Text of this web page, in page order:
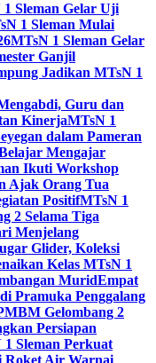
Sleman Gelar Uji
1 Sleman Mulai
MTsN 1 Sleman Gelar
Ganjil
Jadikan MTsN 1
Guru dan
KinerjaMTsN 1
dalam Pameran
Mengajar
Ikuti Workshop
Ajak Orang Tua
PositifMTsN 1
2 Selama Tiga
Menjelang
Glider, Koleksi
Kelas MTsN 1
MuridEmpat
Pramuka Penggalang
Gelombang 2
Persiapan
Sleman Perkuat
Roket Air Warnai